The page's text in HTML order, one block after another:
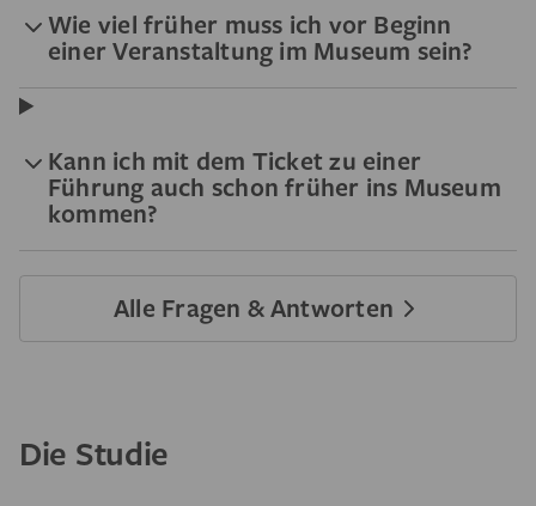
Wie viel früher muss ich vor Beginn
einer Veranstaltung im Museum sein?
Kann ich mit dem Ticket zu einer
Führung auch schon früher ins Museum
kommen?
Alle Fragen & Antworten
Die Studie